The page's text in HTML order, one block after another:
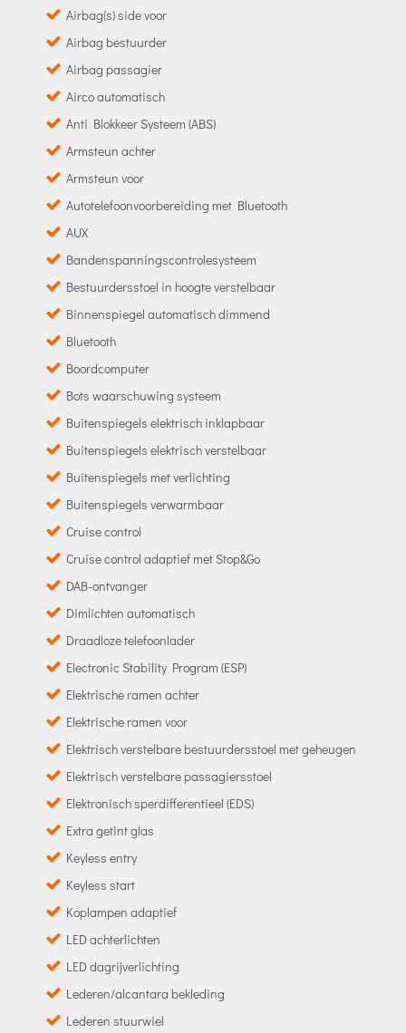
Airbag(s) side voor
Airbag bestuurder
Airbag passagier
Airco automatisch
Anti Blokkeer Systeem (ABS)
Armsteun achter
Armsteun voor
Autotelefoonvoorbereiding met Bluetooth
AUX
Bandenspanningscontrolesysteem
Bestuurdersstoel in hoogte verstelbaar
Binnenspiegel automatisch dimmend
Bluetooth
Boordcomputer
Bots waarschuwing systeem
Buitenspiegels elektrisch inklapbaar
Buitenspiegels elektrisch verstelbaar
Buitenspiegels met verlichting
Buitenspiegels verwarmbaar
Cruise control
Cruise control adaptief met Stop&Go
DAB-ontvanger
Dimlichten automatisch
Draadloze telefoonlader
Electronic Stability Program (ESP)
Elektrische ramen achter
Elektrische ramen voor
Elektrisch verstelbare bestuurdersstoel met geheugen
Elektrisch verstelbare passagiersstoel
Elektronisch sperdifferentieel (EDS)
Extra getint glas
Keyless entry
Keyless start
Koplampen adaptief
LED achterlichten
LED dagrijverlichting
Lederen/alcantara bekleding
Lederen stuurwiel